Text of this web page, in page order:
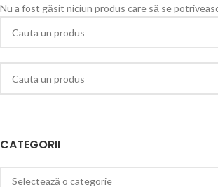
CATEGORII
Nu a fost găsit niciun produs care să se